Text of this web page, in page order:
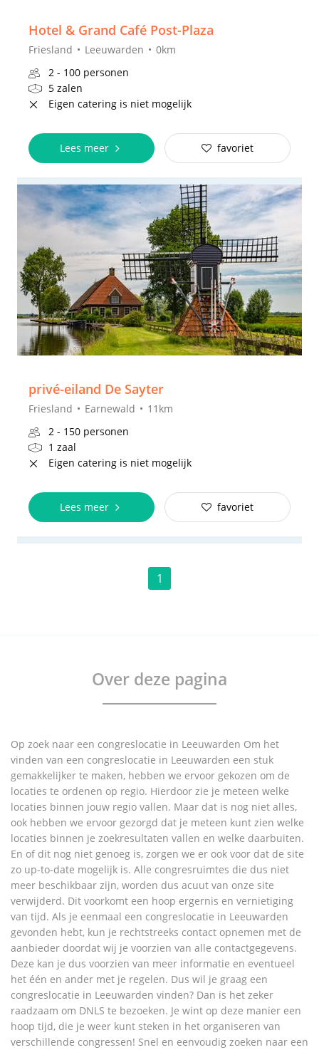
Hotel & Grand Café Post-Plaza
Friesland Leeuwarden
0km
2 - 100 personen
5 zalen
Eigen catering is niet mogelijk
Lees meer favoriet
privé-eiland De Sayter
Friesland Earnewald
11km
2 - 150 personen
1 zaal
Eigen catering is niet mogelijk
Lees meer favoriet
1
Over deze pagina
Op zoek naar een congreslocatie in Leeuwarden Om het
vinden van een congreslocatie in Leeuwarden een stuk
gemakkelijker te maken, hebben we ervoor gekozen om de
locaties te ordenen op regio. Hierdoor zie je meteen welke
locaties binnen jouw regio vallen. Maar dat is nog niet alles,
ook hebben we ervoor gezorgd dat je meteen kunt zien welke
locaties binnen je zoekresultaten vallen en welke daarbuiten.
En of dit nog niet genoeg is, zorgen we er ook voor dat de site
zo up-to-date mogelijk is. Alle congresruimtes die dus niet
meer beschikbaar zijn, worden dus acuut van onze site
verwijderd. Dit voorkomt een hoop ergernis en vernietiging
van tijd. Als je eenmaal een congreslocatie in Leeuwarden
gevonden hebt, kun je rechtstreeks contact opnemen met de
aanbieder doordat wij je voorzien van alle contactgegevens.
Deze kan je dus voorzien van meer informatie en eventueel
het één en ander met je regelen. Dus wil je graag een
congreslocatie in Leeuwarden vinden? Dan is het zeker
raadzaam om DNLS te bezoeken. Je wint op deze manier een
hoop tijd, die je weer kunt steken in het organiseren van
verschillende congressen! Snel en eenvoudig zoeken naar een